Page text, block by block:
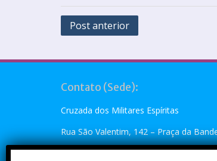
Post anterior
Contato (Sede):
Cruzada dos Militares Espíritas
Rua São Valentim, 142 – Praça da
Rio de Janeiro, RJ – CEP: 20.260-110